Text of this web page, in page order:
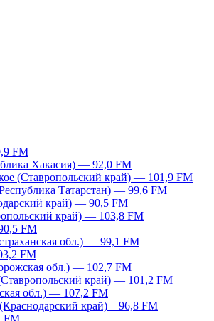
FM
Хакасия) — 92,0 FM
(Ставропольский край) — 101,9 FM
Татарстан) — 99,6 FM
край) — 90,5 FM
край) — 103,8 FM
FM
обл.) — 99,1 FM
FM
обл.) — 102,7 FM
край) — 101,2 FM
обл.) — 107,2 FM
край) – 96,8 FM
FM